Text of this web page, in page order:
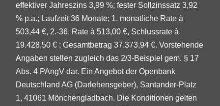
effektiver Jahreszins 3,99 %; fester Sollzinssatz 3,92
% p.a.; Laufzeit 36 Monate; 1. monatliche Rate à
503,44 €, 2.-36. Rate à 513,00 €, Schlussrate à
19.428,50 € ; Gesamtbetrag 37.373,94 €. Vorstehende
Angaben stellen zugleich das 2/3-Beispiel gem. § 17
Abs. 4 PAngV dar. Ein Angebot der Openbank
Deutschland AG (Darlehensgeber), Santander-Platz
1, 41061 Mönchengladbach. Die Konditionen gelten